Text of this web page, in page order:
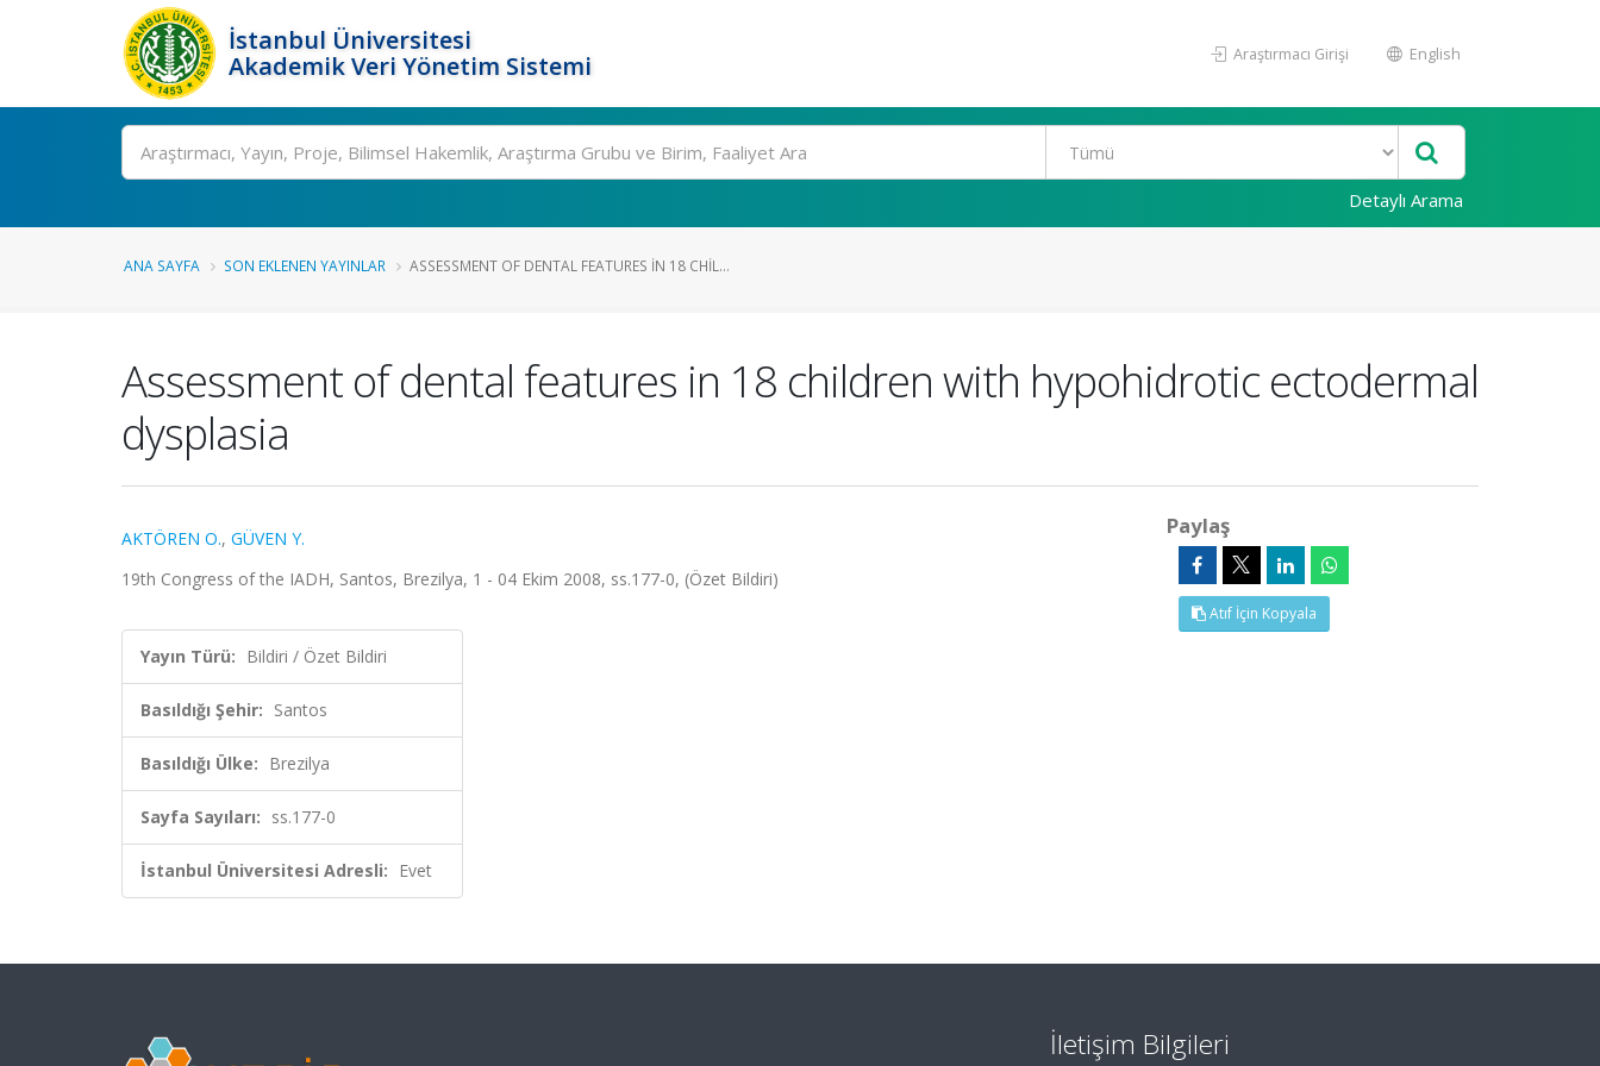
İstanbul Üniversitesi
Akademik Veri Yönetim Sistemi
Araştırmacı Girişi English
Ara
Detaylı Arama
ANA SAYFA SON EKLENEN YAYINLAR ASSESSMENT OF DENTAL FEATURES IN 18 CHIL...
Assessment of dental features in 18 children with hypohidrotic ectodermal
dysplasia
AKTÖREN O., GÜVEN Y.
19th Congress of the IADH, Santos, Brezilya, 1 - 04 Ekim 2008, ss.177-0, (Özet Bildiri)
Yayın Türü: Bildiri / Özet Bildiri
Basıldığı Şehir: Santos
Basıldığı Ülke: Brezilya
Sayfa Sayıları: ss.177-0
İstanbul Üniversitesi Adresli: Evet
Paylaş
Atıf İçin Kopyala
İletişim Bilgileri